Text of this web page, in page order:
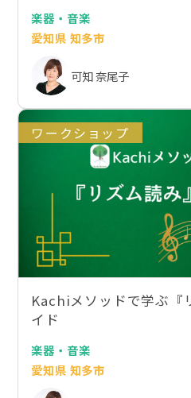
楽器・音楽
愛知県 知多市
可知 奈尾子
ワークショップ
Kachiメソッドで学ぶ『
イド
楽器・音楽
愛知県 知多市